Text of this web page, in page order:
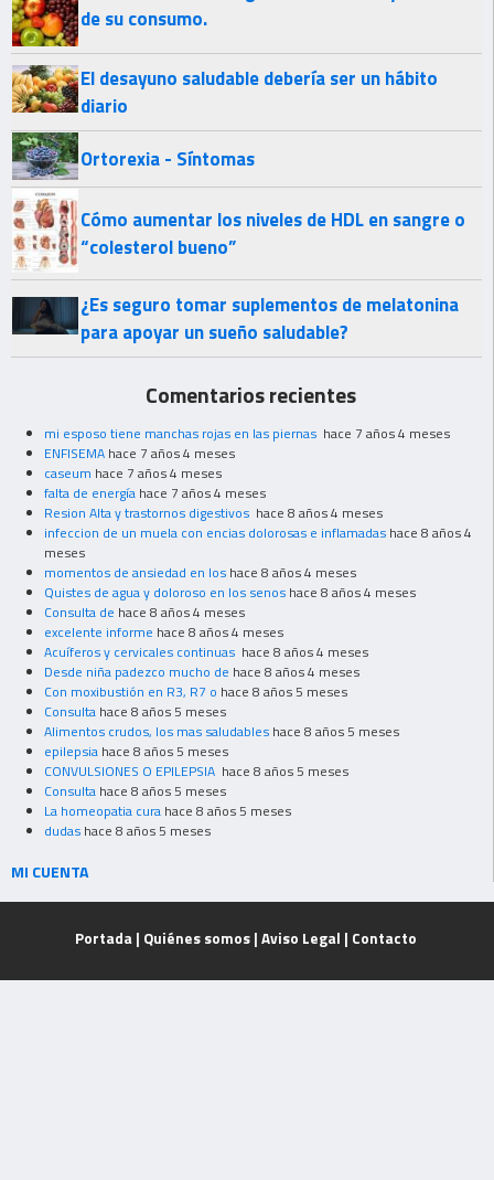
de su consumo.
El desayuno saludable debería ser un hábito
diario
Ortorexia - Síntomas
Cómo aumentar los niveles de HDL en sangre o
“colesterol bueno”
¿Es seguro tomar suplementos de melatonina
para apoyar un sueño saludable?
Comentarios recientes
mi esposo tiene manchas rojas en las piernas hace 7 años 4 meses
ENFISEMA hace 7 años 4 meses
caseum hace 7 años 4 meses
falta de energía hace 7 años 4 meses
Resion Alta y trastornos digestivos hace 8 años 4 meses
infeccion de un muela con encias dolorosas e inflamadas hace 8 años 4
meses
momentos de ansiedad en los hace 8 años 4 meses
Quistes de agua y doloroso en los senos hace 8 años 4 meses
Consulta de hace 8 años 4 meses
excelente informe hace 8 años 4 meses
Acuíferos y cervicales continuas hace 8 años 4 meses
Desde niña padezco mucho de hace 8 años 4 meses
Con moxibustión en R3, R7 o hace 8 años 5 meses
Consulta hace 8 años 5 meses
Alimentos crudos, los mas saludables hace 8 años 5 meses
epilepsia hace 8 años 5 meses
CONVULSIONES O EPILEPSIA hace 8 años 5 meses
Consulta hace 8 años 5 meses
La homeopatia cura hace 8 años 5 meses
dudas hace 8 años 5 meses
MI CUENTA
Portada | Quiénes somos| Aviso Legal | Contacto